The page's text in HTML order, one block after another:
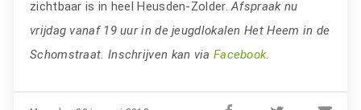
zichtbaar is in heel Heusden-Zolder.Afspraak nu
vrijdag vanaf 19 uur in de jeugdlokalen Het Heem in de
Schomstraat. Inschrijven kan via Facebook.